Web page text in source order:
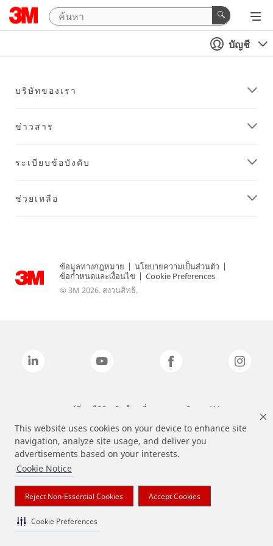
This website uses cookies on your device to enhance site
navigation, analyze site usage, and deliver you
advertisements based on your interests.
Cookie Notice
Reject Non-Essential Cookies Accept Cookies
Cookie Preferences
บัญชี
บริษัทของเรา
ข่าวสาร
ระเบียบข้อบังคับ
ช่วยเหลือ
ข้อมูลทางกฎหมาย | นโยบายความเป็นส่วนตัว |
ข้อกำหนดและเงื่อนไข | Cookie Preferences
© 3M 2026. สงวนสิทธิ.
แบรนด์ที่ระบุไว้ข้างต้นเป็นเครื่องหมายการค้าของ 3M